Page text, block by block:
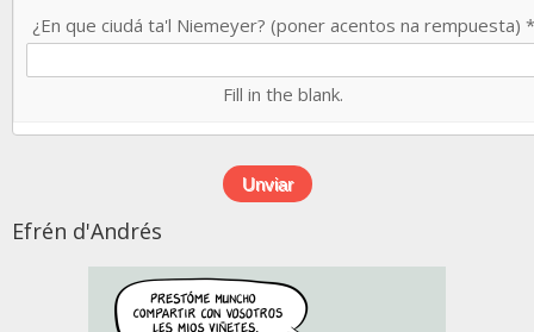
¿En que ciudá ta'l Niemeyer? (poner acentos na rempuesta) *
Fill in the blank.
Efrén d'Andrés